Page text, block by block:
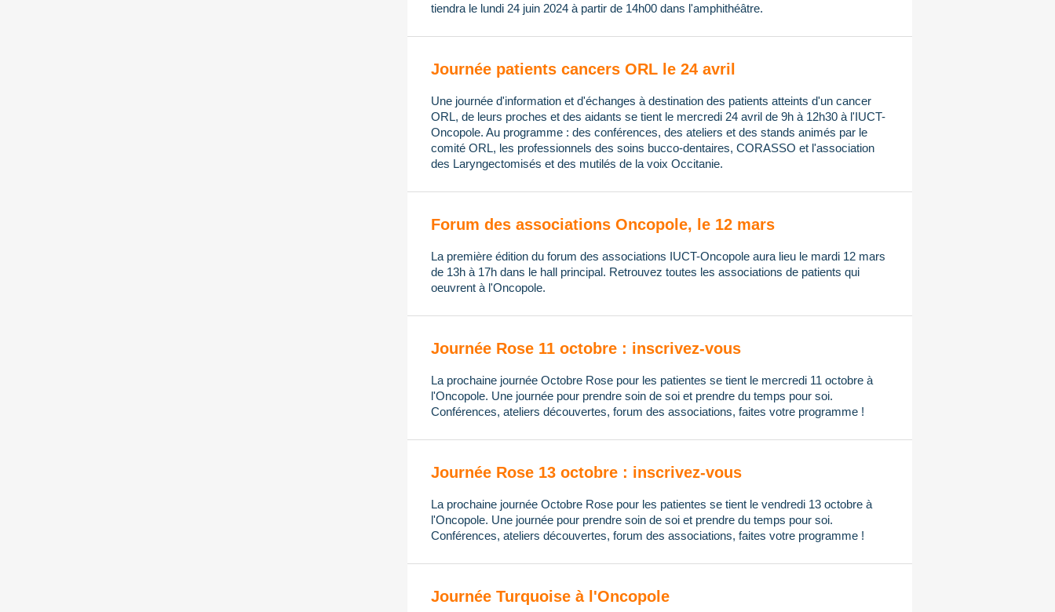
tiendra le lundi 24 juin 2024 à partir de 14h00 dans l'amphithéâtre.
Journée patients cancers ORL le 24 avril
Une journée d'information et d'échanges à destination des patients atteints d'un cancer
ORL, de leurs proches et des aidants se tient le mercredi 24 avril de 9h à 12h30 à l'IUCT-
Oncopole. Au programme : des conférences, des ateliers et des stands animés par le
comité ORL, les professionnels des soins bucco-dentaires, CORASSO et l'association
des Laryngectomisés et des mutilés de la voix Occitanie.
Forum des associations Oncopole, le 12 mars
La première édition du forum des associations IUCT-Oncopole aura lieu le mardi 12 mars
de 13h à 17h dans le hall principal. Retrouvez toutes les associations de patients qui
oeuvrent à l'Oncopole.
Journée Rose 11 octobre : inscrivez-vous
La prochaine journée Octobre Rose pour les patientes se tient le mercredi 11 octobre à
l'Oncopole. Une journée pour prendre soin de soi et prendre du temps pour soi.
Conférences, ateliers découvertes, forum des associations, faites votre programme !
Journée Rose 13 octobre : inscrivez-vous
La prochaine journée Octobre Rose pour les patientes se tient le vendredi 13 octobre à
l'Oncopole. Une journée pour prendre soin de soi et prendre du temps pour soi.
Conférences, ateliers découvertes, forum des associations, faites votre programme !
Journée Turquoise à l'Oncopole